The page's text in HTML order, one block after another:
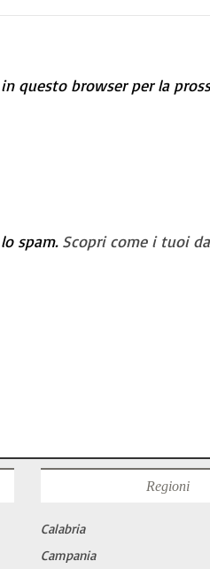
questo browser per la
spam. Scopri come i tuoi
Regioni
Calabria
Campania